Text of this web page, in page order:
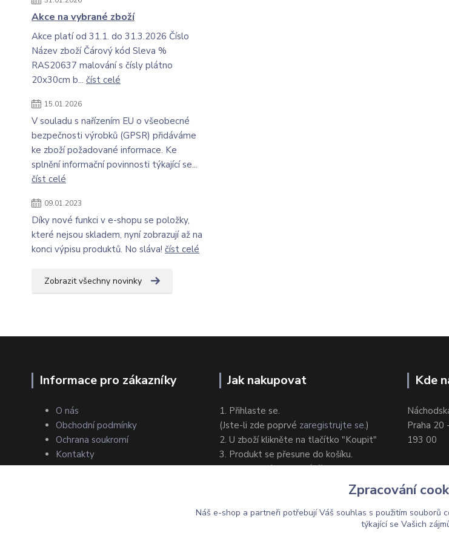
Akce na vybrané zboží
Akce platí od 31.1. do 31.3.2026 Číslo
Název zboží Čárový kód Sleva %
RAS20637 malování s čísly plátno
20x30cm b... číst celé
15.01.2026
V souladu s nařízením EU o všeobecné
bezpečnosti výrobků (GPSR) přidáváme
ke zboží požadované informace. Ke
splnění informační povinnosti týkající se...
číst celé
09.01.2023
Díky nové funkci v e-shopu se položky,
které nejsou skladem, nyní zobrazují až na
konci výpisu produktů. No sláva! číst celé
Zobrazit všechny novinky
Informace pro zákazníky
O nás
Obchodní podmínky
Ochrana soukromí
Kontakty
Jak nakupovat
1. Přihlaste se.
(Jste-li zde poprvé zaregistrujte se.)
2. U zboží klikněte na tlačítko "Koupit"
3. Produkt se přesune do košíku.
4. Zvolte způsob dodání/platby.
Kde
Praha 20
193 00
Zpracování
Náš e-shop a partneři potřebují Váš souhlas s použitím souborů
týkající se Vašich